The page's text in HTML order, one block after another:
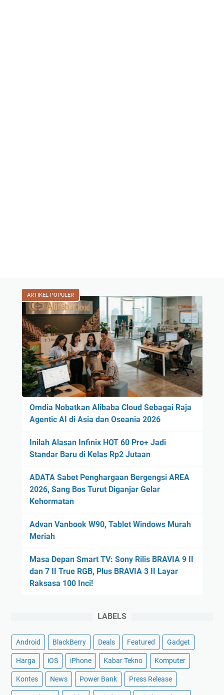
ARTIKEL POPULER
Omdia Nobatkan Alibaba Cloud Sebagai Raja
Agentic AI di Asia dan Oseania 2026
Inilah Alasan Infinix HOT 60 Pro+ Jadi
Standar Baru di Kelas Rp2 Jutaan
ADATA Sabet Penghargaan Bergengsi AREA
2026, Sang Bos Turut Diganjar Gelar
Kehormatan
Advan Vanbook W90, Tablet Windows Murah
Meriah
Masa Depan Smart TV: Sony Rilis BRAVIA 9 II
dan 7 II True RGB, Plus BRAVIA 3 II Layar
Raksasa 100 Inci!
LABELS
Android BlackBerry Deals Featured Gadget
Harga iOS iPhone Kabar Tekno Komputer
Kontes News Power Bank Press Release